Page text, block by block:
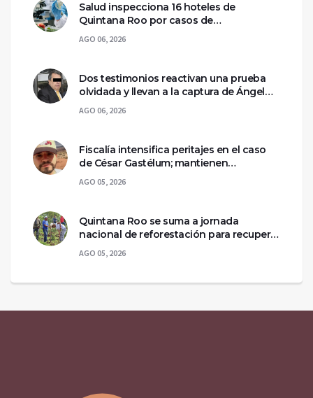
Salud inspecciona 16 hoteles de
Quintana Roo por casos de
ciclosporiasis
AGO 06, 2026
Dos testimonios reactivan una prueba
olvidada y llevan a la captura de Ángel
Aguirre
AGO 06, 2026
Fiscalía intensifica peritajes en el caso
de César Gastélum; mantienen
asegurada la escena del crimen
AGO 05, 2026
Quintana Roo se suma a jornada
nacional de reforestación para recuperar
ecosistemas del sur
AGO 05, 2026